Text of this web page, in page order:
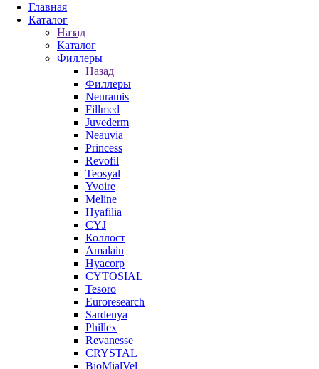
Главная
Каталог
Назад
Каталог
Филлеры
Назад
Филлеры
Neuramis
Fillmed
Juvederm
Neauvia
Princess
Revofil
Teosyal
Yvoire
Meline
Hyafilia
CYJ
Коллост
Amalain
Hyacorp
CYTOSIAL
Tesoro
Euroresearch
Sardenya
Phillex
Revanesse
CRYSTAL
BioMialVel